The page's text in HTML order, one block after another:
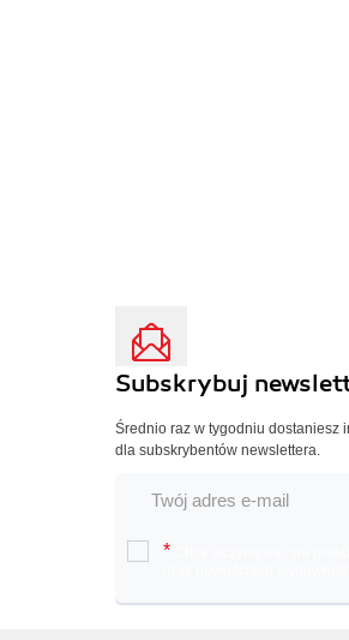
Subskrybuj
Średnio raz w tygodniu dostaniesz
dla subskrybentów newslettera.
*